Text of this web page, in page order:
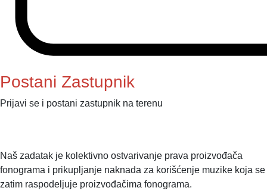
Postani Zastupnik
Prijavi se i postani zastupnik na terenu
Naš zadatak je kolektivno ostvarivanje prava proizvođača
fonograma i prikupljanje naknada za korišćenje muzike koja se
zatim raspodeljuje proizvođačima fonograma.